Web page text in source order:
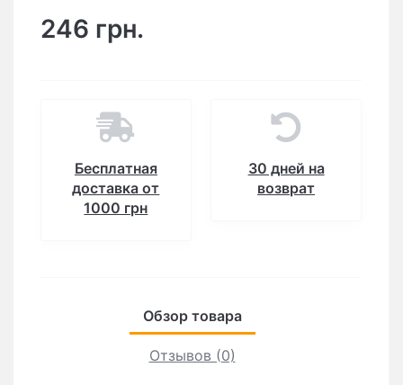
246 грн.
Бесплатная
доставка от
1000 грн
30 дней на
возврат
Обзор товара
Отзывов (0)